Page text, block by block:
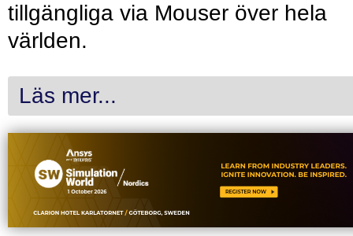
tillgängliga via Mouser över hela
världen.
Läs mer...